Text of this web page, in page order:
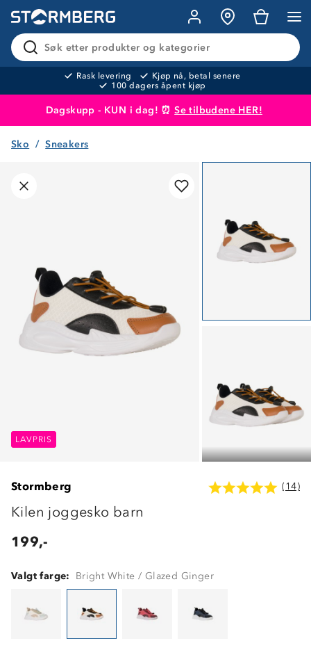
Søk etter produkter og kategorier
Rask levering
Kjøp nå, betal senere
100 dagers åpent kjøp
Dagskupp - KUN i dag! ⏰Se tilbudene HER!
Produktet er lagt i handlekurven
Sko Sneakers
LAVPRIS
LAVPRIS
Stormberg (14)
Kilen joggesko barn
199,-
Valgt farge: Bright White / Glazed Ginger